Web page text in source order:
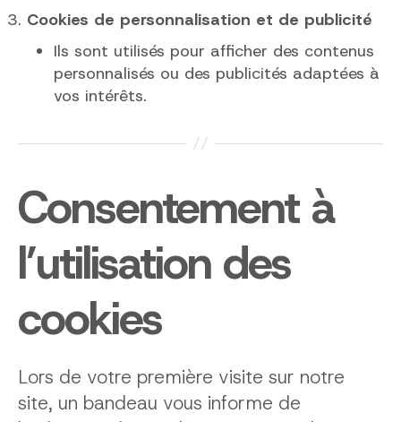
Cookies de personnalisation et de publicité
Ils sont utilisés pour afficher des contenus
personnalisés ou des publicités adaptées à
vos intérêts.
Consentement à
l’utilisation des
cookies
Lors de votre première visite sur notre
site, un bandeau vous informe de